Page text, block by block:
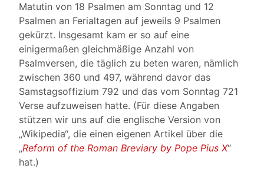
Matutin von 18 Psalmen am Sonntag und 12
Psalmen an Ferialtagen auf jeweils 9 Psalmen
gekürzt. Insgesamt kam er so auf eine
einigermaßen gleichmäßige Anzahl von
Psalmversen, die täglich zu beten waren, nämlich
zwischen 360 und 497, während davor das
Samstagsoffizium 792 und das vom Sonntag 721
Verse aufzuweisen hatte. (Für diese Angaben
stützen wir uns auf die englische Version von
„Wikipedia“, die einen eigenen Artikel über die
„Reform of the Roman Breviary by Pope Pius X“
hat.)